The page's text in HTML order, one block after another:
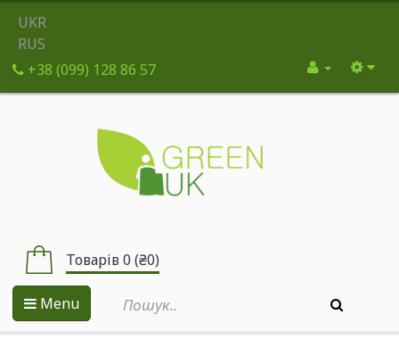
UKR
RUS
+38 (099) 128 86 57
Товарів 0 (₴0)
Menu